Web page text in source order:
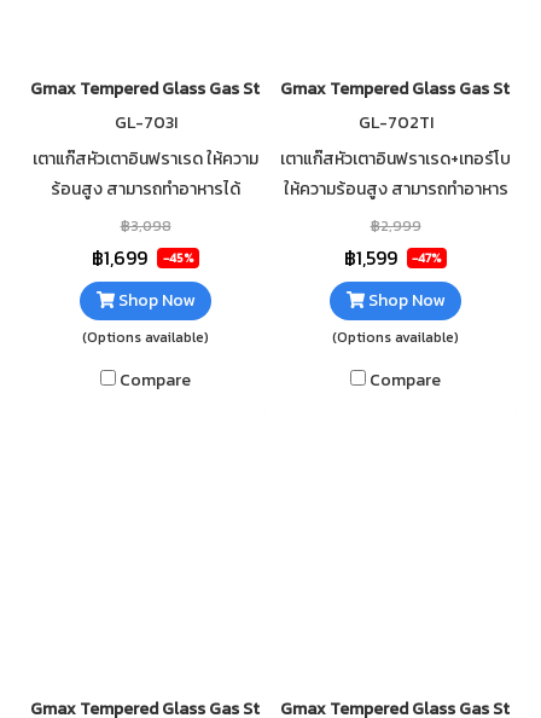
Gmax Tempered Glass Gas Stove 3 Infrared Burner GL-703I
GL-703I
เตาแก๊สหัวเตาอินฟราเรด ให้ความ
ร้อนสูง สามารถทำอาหารได้
รวดเร็ว กระจกนิรภัยหนา 7mm เส
ริมฟอยกันความร้อนใต้กระจก
ทำความสะอาดง่าย
฿3,098
฿1,699 -45%
Shop Now
(Options available)
Compare
Gmax Tempered Glass Gas
GL-702TI
เตาแก๊สหัวเตาอินฟราเรด+เทอร์โบ
ให้ความร้อนสูง สามารถทำอาหาร
ได้รวดเร็ว กระจกนิรภัยหนา 7mm
เสริมฟอยกันความร้อนใต้กระจก
ทำความสะอาดง่าย
฿2,999
฿1,599 -47%
Shop Now
(Options available)
Compare
Gmax Tempered Glass Gas Stove 2 Mix Burner GL-702A
Gmax Tempered Glass Gas